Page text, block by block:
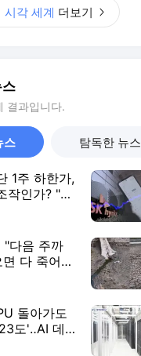
시각 세계 더보기
결과입니다.
스 탐독한 뉴스
1주 하한가,
작인가? "상
금지"
"다음 주까
다 죽어"
례없는 복
돌아가도
도'‥AI 데
혀라!